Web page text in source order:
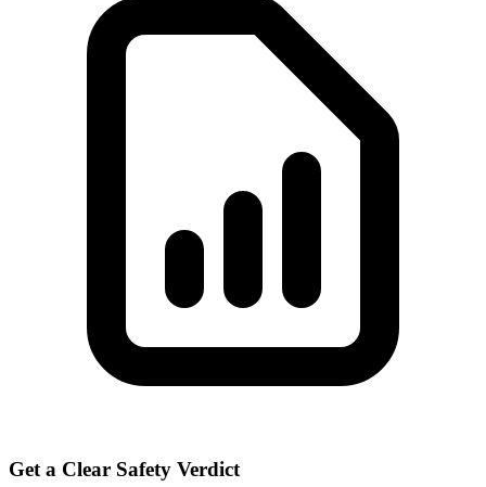
Get a Clear Safety Verdict